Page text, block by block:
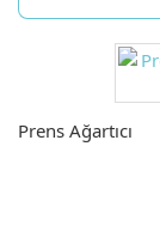
Prens Ağartıcı